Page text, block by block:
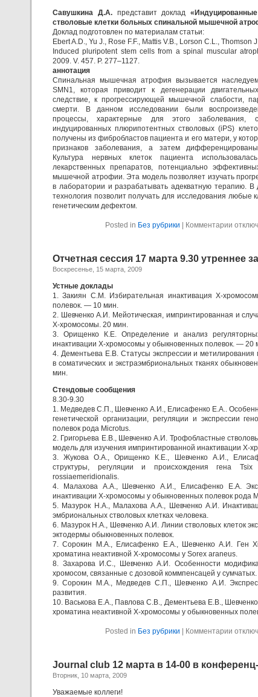
12-
00
в
зале
Савушкина Д.А.представит доклад
стволовые клетки больных спинальной мышечной
Доклад подготовлен по материалам статьи:
Ebert A.D., Yu J., Rose F.F., Mattis V.B., Lorson C.L., Thomson
Induced pluripotent stem cells from a spinal muscular
2009. V. 457. P. 277–1127.
аннотация
Спинальная мышечная атрофия вызывается
SMN1, которая приводит к дегенерации
следствие, к прогрессирующей мышечной слабости,
смерти. В данном исследовании были
процессы, характерные для этого заболевания,
индуцированных плюрипотентных стволовых (iPS)
получены из фибробластов пациента и его матери, у
признаков заболевания, а затем
Культура нервных клеток пациента
лекарственных препаратов, потенциально
мышечной атрофии. Эта модель позволяет изучать
в лаборатории и разрабатывать адекватную терапию.
технология позволит получать для исследования любые
генетическим дефектом.
Posted in Без рубрики Комментариик
26
00
в
зале
Отчетная сессия 17 марта 9.30 утреннее
Воскресенье, 15 марта, 2009
Устные доклады
1. Закиян С.М. Избирательная инактивация Х-
полевок. — 10 мин.
2. Шевченко А.И. Мейотическая, импринтированная и
Х-хромосомы. 20 мин.
3. Орищенко К.Е. Определение и анализ
инактивации Х-хромосомы у обыкновенных полевок. — 20
4. Дементьева Е.В. Статусы экспрессии и метилирования
в соматических и экстраэмбриональных тканях
мин.
Стендовые сообщения
8.30-9.30
1. Медведев С.П., Шевченко А.И., Елисафенко Е.А..
генетической организации, регуляции и экспрессии
полевок рода Microtus.
2. Григорьева Е.В., Шевченко А.И. Трофобластные
модель для изучения импринтированной инактивации Х-
3. Жукова О.А., Орищенко К.Е., Шевченко А.И.,
структуры, регуляции и происхождения гена Tsix
rossiaemeridionalis.
4. Малахова А.А., Шевченко А.И., Елисафенко Е.А.
инактивации Х-хромосомы у обыкновенных полевок рода
5. Мазурок Н.А., Малахова A.A., Шевченко А.И.
эмбриональных стволовых клетках человека.
6. Мазурок Н.А., Шевченко А.И. Линии стволовых клеток
эктодермы обыкновенных полевок.
7. Сорокин М.А., Елисафенко Е.А., Шевченко А.И. Ген
хроматина неактивной Х-хромосомы у Sorex araneus.
8. Захарова И.С., Шевченко А.И. Особенности
хромосом, связанные с дозовой коммпенсацей у сумчатых.
9. Сорокин М.А., Медведев С.П., Шевченко А.И.
развития.
10. Васькова Е.А., Павлова С.В., Дементьева Е.В.,
хроматина неактивной Х-хромосомы у обыкновенных
Posted in Без рубрики Комментариик
17
Journal club 12 марта в 14-00 в
Вторник, 10 марта, 2009
Уважаемые коллеги!